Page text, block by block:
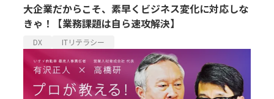
大企業だからこそ、素早くビジネス変化に対応しな
きゃ！【業務課題は自ら速攻解決】
DX ITリテラシー